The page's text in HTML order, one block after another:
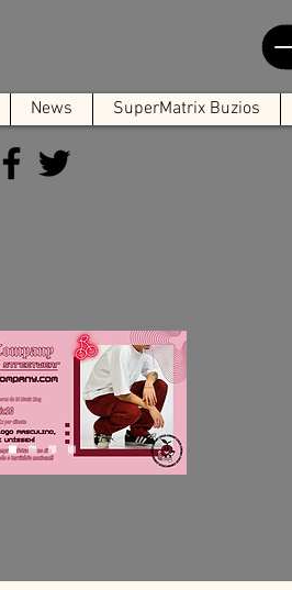
News SuperMatrix Buzios